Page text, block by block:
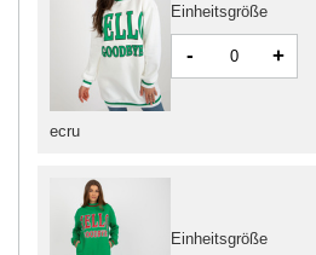
ecru
Einheitsgröße
- +
Einheitsgröße